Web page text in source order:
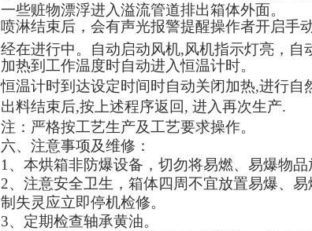
一些赃物漂浮进入溢流管道排出箱体外面。
喷淋结束后，会有声光报警提醒操作者开启手
经在进行中。自动启动风机,风机指示灯亮，自
加热到工作温度时自动进入恒温计时。
恒温计时到达设定时间时自动关闭加热,进行自
出料结束后,按上述程序返回, 进入再次生产.
注：严格按工艺生产及工艺要求操作。
六、注意事项及维修：
1、本烘箱非防爆设备，切勿将易燃、易爆物
2、注意安全卫生，箱体四周不宜放置易爆、
制失灵应立即停机检修。
3、定期检查轴承黄油。